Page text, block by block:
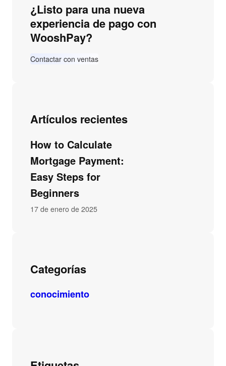
¿Listo para una nueva
experiencia de pago con
WooshPay?
Contactar con ventas
Artículos recientes
How to Calculate
Mortgage Payment:
Easy Steps for
Beginners
17 de enero de 2025
Categorías
conocimiento